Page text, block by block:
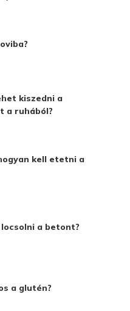
kiszedni a
a ruhából?
kell etetni a
a betont?
a glutén?